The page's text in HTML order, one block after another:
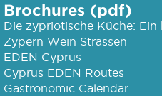
Brochures (pdf)
Die zypriotische Küche: Ein
Zypern Wein Strassen
EDEN Cyprus
Cyprus EDEN Routes
Gastronomic Calendar